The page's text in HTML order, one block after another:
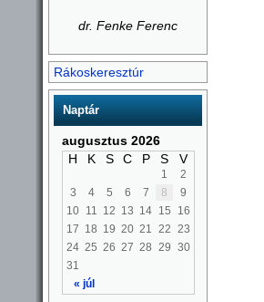
dr. Fenke Ferenc
Rákoskeresztúr
Naptár
augusztus 2026
H
K S C P S V
« júl
1
2
3
4 5 6 7 8
9
10 11 12 13 14 15
16
17 18 19 20 21 22 23
24 25 26 27 28 29 30
31